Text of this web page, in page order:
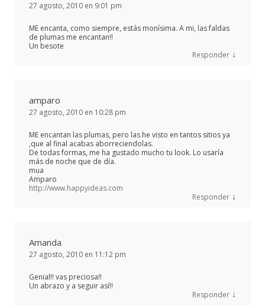
27 agosto, 2010 en 9:01 pm
ME encanta, como siempre, estás monísima. A mi, las faldas
de plumas me encantan!!
Un besote
Responder ↓
amparo
27 agosto, 2010 en 10:28 pm
ME encantan las plumas, pero las he visto en tantos sitios ya
,que al final acabas aborreciendolas.
De todas formas, me ha gustado mucho tu look. Lo usaría
más de noche que de día.
mua
Amparo
http://www.happyideas.com
Responder ↓
Amanda
27 agosto, 2010 en 11:12 pm
Genial!! vas preciosa!!
Un abrazo y a seguir así!!
Responder ↓